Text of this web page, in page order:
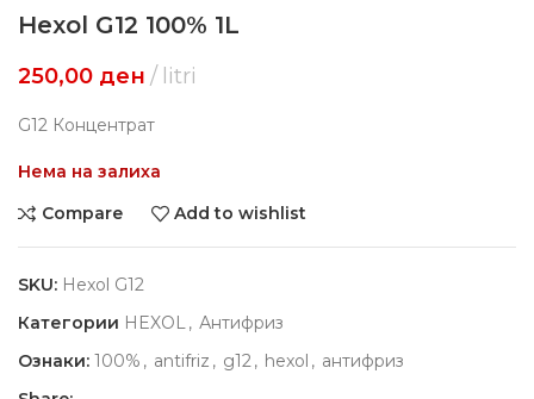
Hexol G12 100% 1L
250,00 ден litri
G12 Концентрат
Нема на залиха
Compare
Add to wishlist
SKU: Hexol G12
Категории HEXOL, Антифриз
Ознаки: 100% , antifriz , g12, hexol , антифриз